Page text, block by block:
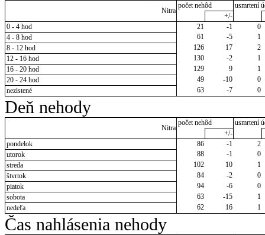
Nitra
počet nehôd
usmrtení
+/-
0 - 4 hod
21 -1
0
4 - 8 hod
61 -5
1
8 - 12 hod
126 17
2
12 - 16 hod
130 -2
1
16 - 20 hod
129 9
1
20 - 24 hod
49 -10
0
nezistené
63 -7 0
Deň nehody
Nitra
počet nehôd
usmrtení
+/-
pondelok
86 -1
2
utorok
88 -1
0
streda
102 10
1
štvrtok
84 -2
0
piatok
94 -6
0
sobota
63 -15
1
nedeľa
62 16 1
Čas nahlásenia nehody